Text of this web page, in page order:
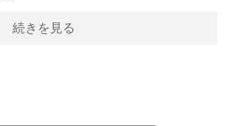
続きを見る